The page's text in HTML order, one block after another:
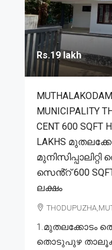
Rs.19 lakh
MUNICIPALITY
CENT 600 SQFT
LAKHS
സെൻ്റ് 600
ലക്ഷം
1.മുതലക്കോടം
തൊടുപുഴ താലൂക്ക്